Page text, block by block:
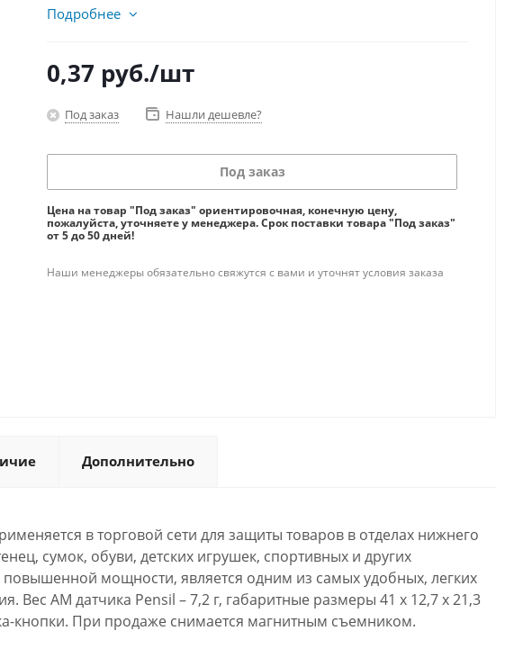
Подробнее
0,37 руб./шт
Под заказ Нашли дешевле?
Под заказ
Цена на товар "Под заказ" ориентировочная, конечную цену,
пожалуйста, уточняете у менеджера. Срок поставки товара "Под заказ"
от 5 до 50 дней!
Наши менеджеры обязательно свяжутся с вами и уточнят условия заказа
Дополнительно
в торговой сети для защиты товаров в отделах нижнего
сумок, обуви, детских игрушек, спортивных и других
мощности, является одним из самых удобных, легких
Вес АМ датчика Pensil – 7,2 г, габаритные размеры 41 x 12,7 x 21,3
кнопки. При продаже снимается магнитным съемником.